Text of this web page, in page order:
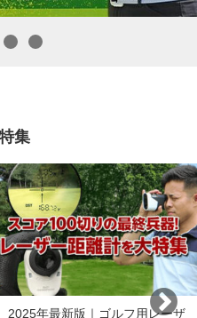
集
2025年最新版｜ゴルフ用レーザ